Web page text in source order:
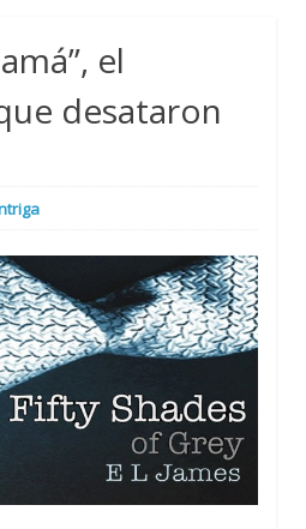
el
desataron